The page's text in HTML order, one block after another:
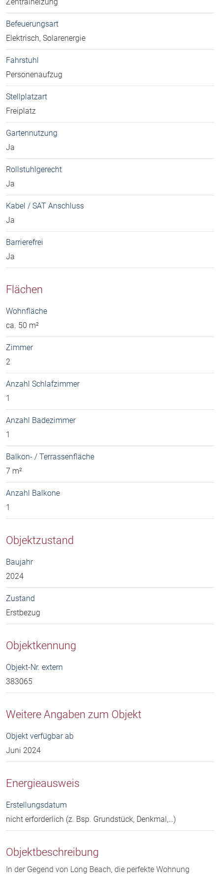
Befeuerungsart
Elektrisch, Solarenergie
Fahrstuhl
Personenaufzug
Stellplatzart
Freiplatz
Gartennutzung
Ja
Rollstuhlgerecht
Ja
Kabel / SAT Anschluss
Ja
Barrierefrei
Ja
Flächen
Wohnfläche
ca. 50 m²
Zimmer
2
Anzahl Schlafzimmer
1
Anzahl Badezimmer
1
Balkon- / Terrassenfläche
7 m²
Anzahl Balkone
1
Objektzustand
Baujahr
2024
Zustand
Erstbezug
Objektkennung
Objekt-Nr. extern
383065
Weitere Angaben zum Objekt
Objekt verfügbar ab
Juni 2024
Energieausweis
Erstellungsdatum
nicht erforderlich (z. Bsp. Grundstück, Denkmal,…)
Objektbeschreibung
In der Gegend von Long Beach, die perfekte Wohnung